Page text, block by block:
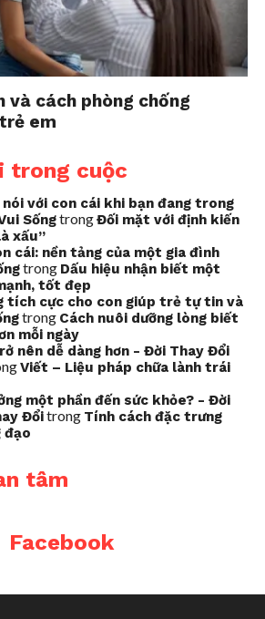
và cách phòng chống
em
trong cuộc
với con cái khi bạn đang trong
SốngtrongĐối mặt với định kiến
xấu”
cái: nền tảng của một gia đình
trong Dấu hiệu nhận biết một
tốt đẹp
tích cực cho con giúp trẻ tự tin và
trong Cách nuôi dưỡng lòng biết
mỗi ngày
nên dễ dàng hơn - Đời Thay Đổi
Viết – Liệu pháp chữa lành trái
một phần đến sức khỏe? - Đời
Đổitrong Tính cách đặc trưng
đạo
tâm
Facebook